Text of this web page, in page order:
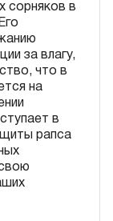
сорняков в
за влагу,
что в
на
в
рапса